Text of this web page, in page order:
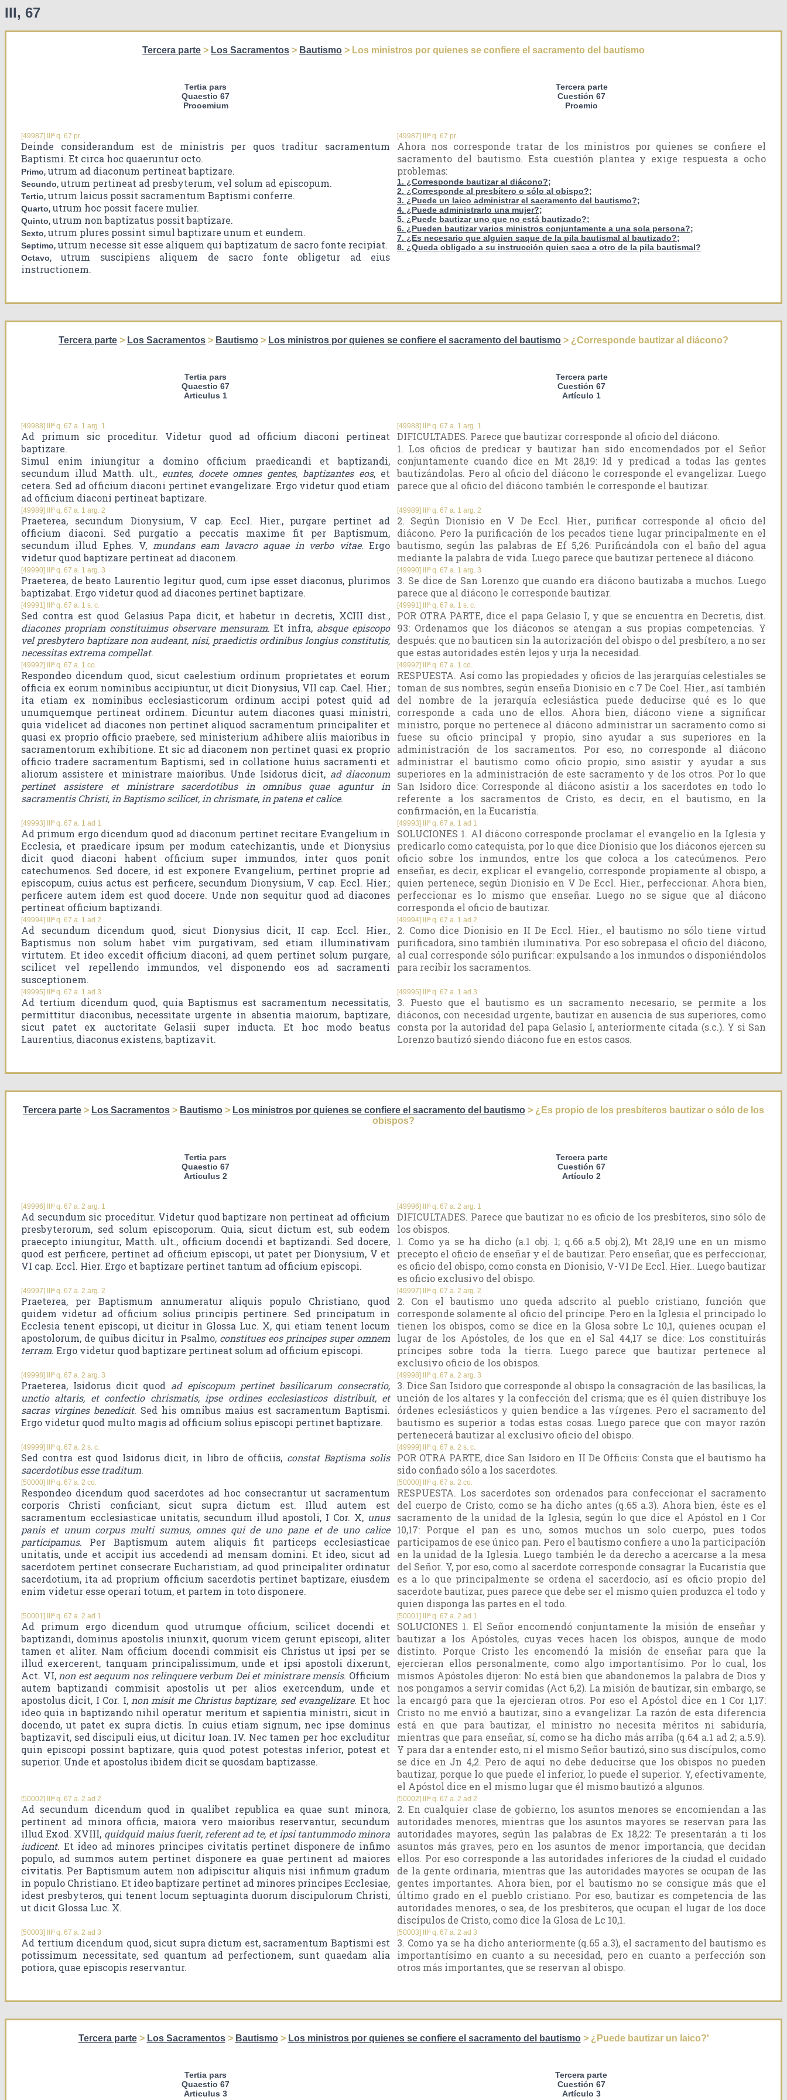
III, 67
Tercera parte > Los Sacramentos > Bautismo > Los ministros por quienes se confiere el sacramento del bautismo
Tertia pars
Quaestio 67
Prooemium
[49987] IIIª q. 67 pr.
Deinde considerandum est de ministris per quos traditur sacramentum
Baptismi. Et circa hoc quaeruntur octo.
Primo, utrum ad diaconum pertineat baptizare.
Secundo, utrum pertineat ad presbyterum, vel solum ad episcopum.
Tertio, utrum laicus possit sacramentum Baptismi conferre.
Quarto, utrum hoc possit facere mulier.
Quinto, utrum non baptizatus possit baptizare.
Sexto, utrum plures possint simul baptizare unum et eundem.
Septimo, utrum necesse sit esse aliquem qui baptizatum de sacro fonte recipiat.
Octavo, utrum suscipiens aliquem de sacro fonte obligetur ad eius
instructionem.
Tercera parte
Cuestión 67
Proemio
[49987] IIIª q. 67 pr.
Ahora nos corresponde tratar de los ministros por quienes se confiere el
sacramento del bautismo. Esta cuestión plantea y exige respuesta a ocho
problemas:
1. ¿Corresponde bautizar al diácono?;
2. ¿Corresponde al presbítero o sólo al obispo?;
3. ¿Puede un laico administrar el sacramento del bautismo?;
4. ¿Puede administrarlo una mujer?;
5. ¿Puede bautizar uno que no está bautizado?;
6. ¿Pueden bautizar varios ministros conjuntamente a una sola persona?;
7. ¿Es necesario que alguien saque de la pila bautismal al bautizado?;
8. ¿Queda obligado a su instrucción quien saca a otro de la pila bautismal?
Tercera parte > Los Sacramentos > Bautismo > Los ministros por quienes se confiere el sacramento del bautismo > ¿Corresponde bautizar al diácono?
Tertia pars
Quaestio 67
Articulus 1
[49988] IIIª q. 67 a. 1 arg. 1
Ad primum sic proceditur. Videtur quod ad officium diaconi pertineat
baptizare.
Simul enim iniungitur a domino officium praedicandi et baptizandi,
secundum illud Matth. ult., euntes, docete omnes gentes, baptizantes eos, et
cetera. Sed ad officium diaconi pertinet evangelizare. Ergo videtur quod etiam
ad officium diaconi pertineat baptizare.
Tercera parte
Cuestión 67
Artículo 1
[49988] IIIª q. 67 a. 1 arg. 1
DIFICULTADES. Parece que bautizar corresponde al oficio del diácono.
1. Los oficios de predicar y bautizar han sido encomendados por el Señor
conjuntamente cuando dice en Mt 28,19: Id y predicad a todas las gentes
bautizándolas. Pero al oficio del diácono le corresponde el evangelizar. Luego
parece que al oficio del diácono también le corresponde el bautizar.
[49989] IIIª q. 67 a. 1 arg. 2
Praeterea, secundum Dionysium, V cap. Eccl. Hier., purgare pertinet ad
officium diaconi. Sed purgatio a peccatis maxime fit per Baptismum,
secundum illud Ephes. V, mundans eam lavacro aquae in verbo vitae. Ergo
videtur quod baptizare pertineat ad diaconem.
[49989] IIIª q. 67 a. 1 arg. 2
2. Según Dionisio en V De Eccl. Hier., purificar corresponde al oficio del
diácono. Pero la purificación de los pecados tiene lugar principalmente en el
bautismo, según las palabras de Ef 5,26: Purificándola con el baño del agua
mediante la palabra de vida. Luego parece que bautizar pertenece al diácono.
[49990] IIIª q. 67 a. 1 arg. 3
Praeterea, de beato Laurentio legitur quod, cum ipse esset diaconus, plurimos
baptizabat. Ergo videtur quod ad diacones pertinet baptizare.
[49990] IIIª q. 67 a. 1 arg. 3
3. Se dice de San Lorenzo que cuando era diácono bautizaba a muchos. Luego
parece que al diácono le corresponde bautizar.
[49991] IIIª q. 67 a. 1 s. c.
Sed contra est quod Gelasius Papa dicit, et habetur in decretis, XCIII dist.,
diacones propriam constituimus observare mensuram. Et infra, absque episcopo
vel presbytero baptizare non audeant, nisi, praedictis ordinibus longius constitutis,
necessitas extrema compellat.
[49991] IIIª q. 67 a. 1 s. c.
POR OTRA PARTE, dice el papa Gelasio I, y que se encuentra en Decretis, dist.
93: Ordenamos que los diáconos se atengan a sus propias competencias. Y
después: que no bauticen sin la autorización del obispo o del presbítero, a no ser
que estas autoridades estén lejos y urja la necesidad.
[49992] IIIª q. 67 a. 1 co.
Respondeo dicendum quod, sicut caelestium ordinum proprietates et eorum
officia ex eorum nominibus accipiuntur, ut dicit Dionysius, VII cap. Cael. Hier.;
ita etiam ex nominibus ecclesiasticorum ordinum accipi potest quid ad
unumquemque pertineat ordinem. Dicuntur autem diacones quasi ministri,
quia videlicet ad diacones non pertinet aliquod sacramentum principaliter et
quasi ex proprio officio praebere, sed ministerium adhibere aliis maioribus in
sacramentorum exhibitione. Et sic ad diaconem non pertinet quasi ex proprio
officio tradere sacramentum Baptismi, sed in collatione huius sacramenti et
aliorum assistere et ministrare maioribus. Unde Isidorus dicit, ad diaconum
pertinet assistere et ministrare sacerdotibus in omnibus quae aguntur in
sacramentis Christi, in Baptismo scilicet, in chrismate, in patena et calice.
[49992] IIIª q. 67 a. 1 co.
RESPUESTA. Así como las propiedades y oficios de las jerarquías celestiales se
toman de sus nombres, según enseña Dionisio en c.7 De Coel. Hier., así también
del nombre de la jerarquía eclesiástica puede deducirse qué es lo que
corresponde a cada uno de ellos. Ahora bien, diácono viene a significar
ministro, porque no pertenece al diácono administrar un sacramento como si
fuese su oficio principal y propio, sino ayudar a sus superiores en la
administración de los sacramentos. Por eso, no corresponde al diácono
administrar el bautismo como oficio propio, sino asistir y ayudar a sus
superiores en la administración de este sacramento y de los otros. Por lo que
San Isidoro dice: Corresponde al diácono asistir a los sacerdotes en todo lo
referente a los sacramentos de Cristo, es decir, en el bautismo, en la
confirmación, en la Eucaristía.
[49993] IIIª q. 67 a. 1 ad 1
Ad primum ergo dicendum quod ad diaconum pertinet recitare Evangelium in
Ecclesia, et praedicare ipsum per modum catechizantis, unde et Dionysius
dicit quod diaconi habent officium super immundos, inter quos ponit
catechumenos. Sed docere, id est exponere Evangelium, pertinet proprie ad
episcopum, cuius actus est perficere, secundum Dionysium, V cap. Eccl. Hier.;
perficere autem idem est quod docere. Unde non sequitur quod ad diacones
pertineat officium baptizandi.
[49993] IIIª q. 67 a. 1 ad 1
SOLUCIONES 1. Al diácono corresponde proclamar el evangelio en la Iglesia y
predicarlo como catequista, por lo que dice Dionisio que los diáconos ejercen su
oficio sobre los inmundos, entre los que coloca a los catecúmenos. Pero
enseñar, es decir, explicar el evangelio, corresponde propiamente al obispo, a
quien pertenece, según Dionisio en V De Eccl. Hier., perfeccionar. Ahora bien,
perfeccionar es lo mismo que enseñar. Luego no se sigue que al diácono
corresponda el oficio de bautizar.
[49994] IIIª q. 67 a. 1 ad 2
Ad secundum dicendum quod, sicut Dionysius dicit, II cap. Eccl. Hier.,
Baptismus non solum habet vim purgativam, sed etiam illuminativam
virtutem. Et ideo excedit officium diaconi, ad quem pertinet solum purgare,
scilicet vel repellendo immundos, vel disponendo eos ad sacramenti
susceptionem.
[49994] IIIª q. 67 a. 1 ad 2
2. Como dice Dionisio en II De Eccl. Hier., el bautismo no sólo tiene virtud
purificadora, sino también iluminativa. Por eso sobrepasa el oficio del diácono,
al cual corresponde sólo purificar: expulsando a los inmundos o disponiéndolos
para recibir los sacramentos.
[49995] IIIª q. 67 a. 1 ad 3
Ad tertium dicendum quod, quia Baptismus est sacramentum necessitatis,
permittitur diaconibus, necessitate urgente in absentia maiorum, baptizare,
sicut patet ex auctoritate Gelasii super inducta. Et hoc modo beatus
Laurentius, diaconus existens, baptizavit.
[49995] IIIª q. 67 a. 1 ad 3
3. Puesto que el bautismo es un sacramento necesario, se permite a los
diáconos, con necesidad urgente, bautizar en ausencia de sus superiores, como
consta por la autoridad del papa Gelasio I, anteriormente citada (s.c.). Y si San
Lorenzo bautizó siendo diácono fue en estos casos.
Tercera parte > Los Sacramentos > Bautismo > Los ministros por quienes se confiere el sacramento del bautismo > ¿Es propio de los presbíteros bautizar o sólo de los
obispos?
Tertia pars
Quaestio 67
Articulus 2
[49996] IIIª q. 67 a. 2 arg. 1
Ad secundum sic proceditur. Videtur quod baptizare non pertineat ad officium
presbyterorum, sed solum episcoporum. Quia, sicut dictum est, sub eodem
praecepto iniungitur, Matth. ult., officium docendi et baptizandi. Sed docere,
quod est perficere, pertinet ad officium episcopi, ut patet per Dionysium, V et
VI cap. Eccl. Hier. Ergo et baptizare pertinet tantum ad officium episcopi.
Tercera parte
Cuestión 67
Artículo 2
[49996] IIIª q. 67 a. 2 arg. 1
DIFICULTADES. Parece que bautizar no es oficio de los presbíteros, sino sólo de
los obispos.
1. Como ya se ha dicho (a.1 obj. 1; q.66 a.5 obj.2), Mt 28,19 une en un mismo
precepto el oficio de enseñar y el de bautizar. Pero enseñar, que es perfeccionar,
es oficio del obispo, como consta en Dionisio, V-VI De Eccl. Hier.. Luego bautizar
es oficio exclusivo del obispo.
[49997] IIIª q. 67 a. 2 arg. 2
Praeterea, per Baptismum annumeratur aliquis populo Christiano, quod
quidem videtur ad officium solius principis pertinere. Sed principatum in
Ecclesia tenent episcopi, ut dicitur in Glossa Luc. X, qui etiam tenent locum
apostolorum, de quibus dicitur in Psalmo, constitues eos principes super omnem
terram. Ergo videtur quod baptizare pertineat solum ad officium episcopi.
[49997] IIIª q. 67 a. 2 arg. 2
2. Con el bautismo uno queda adscrito al pueblo cristiano, función que
corresponde solamente al oficio del príncipe. Pero en la Iglesia el principado lo
tienen los obispos, como se dice en la Glosa sobre Lc 10,1, quienes ocupan el
lugar de los Apóstoles, de los que en el Sal 44,17 se dice: Los constituirás
príncipes sobre toda la tierra. Luego parece que bautizar pertenece al
exclusivo oficio de los obispos.
[49998] IIIª q. 67 a. 2 arg. 3
Praeterea, Isidorus dicit quod ad episcopum pertinet basilicarum consecratio,
unctio altaris, et confectio chrismatis, ipse ordines ecclesiasticos distribuit, et
sacras virgines benedicit. Sed his omnibus maius est sacramentum Baptismi.
Ergo videtur quod multo magis ad officium solius episcopi pertinet baptizare.
[49998] IIIª q. 67 a. 2 arg. 3
3. Dice San Isidoro que corresponde al obispo la consagración de las basílicas, la
unción de los altares y la confección del crisma; que es él quien distribuye los
órdenes eclesiásticos y quien bendice a las vírgenes. Pero el sacramento del
bautismo es superior a todas estas cosas. Luego parece que con mayor razón
pertenecerá bautizar al exclusivo oficio del obispo.
[49999] IIIª q. 67 a. 2 s. c.
Sed contra est quod Isidorus dicit, in libro de officiis, constat Baptisma solis
sacerdotibus esse traditum.
[49999] IIIª q. 67 a. 2 s. c.
POR OTRA PARTE, dice San Isidoro en II De Officiis: Consta que el bautismo ha
sido confiado sólo a los sacerdotes.
[50000] IIIª q. 67 a. 2 co.
Respondeo dicendum quod sacerdotes ad hoc consecrantur ut sacramentum
corporis Christi conficiant, sicut supra dictum est. Illud autem est
sacramentum ecclesiasticae unitatis, secundum illud apostoli, I Cor. X, unus
panis et unum corpus multi sumus, omnes qui de uno pane et de uno calice
participamus. Per Baptismum autem aliquis fit particeps ecclesiasticae
unitatis, unde et accipit ius accedendi ad mensam domini. Et ideo, sicut ad
sacerdotem pertinet consecrare Eucharistiam, ad quod principaliter ordinatur
sacerdotium, ita ad proprium officium sacerdotis pertinet baptizare, eiusdem
enim videtur esse operari totum, et partem in toto disponere.
[50000] IIIª q. 67 a. 2 co.
RESPUESTA. Los sacerdotes son ordenados para confeccionar el sacramento
del cuerpo de Cristo, como se ha dicho antes (q.65 a.3). Ahora bien, éste es el
sacramento de la unidad de la Iglesia, según lo que dice el Apóstol en 1 Cor
10,17: Porque el pan es uno, somos muchos un solo cuerpo, pues todos
participamos de ese único pan. Pero el bautismo confiere a uno la participación
en la unidad de la Iglesia. Luego también le da derecho a acercarse a la mesa
del Señor. Y, por eso, como al sacerdote corresponde consagrar la Eucaristía que
es a lo que principalmente se ordena el sacerdocio, así es oficio propio del
sacerdote bautizar, pues parece que debe ser el mismo quien produzca el todo y
quien disponga las partes en el todo.
[50001] IIIª q. 67 a. 2 ad 1
Ad primum ergo dicendum quod utrumque officium, scilicet docendi et
baptizandi, dominus apostolis iniunxit, quorum vicem gerunt episcopi, aliter
tamen et aliter. Nam officium docendi commisit eis Christus ut ipsi per se
illud exercerent, tanquam principalissimum, unde et ipsi apostoli dixerunt,
Act. VI, non est aequum nos relinquere verbum Dei et ministrare mensis. Officium
autem baptizandi commisit apostolis ut per alios exercendum, unde et
apostolus dicit, I Cor. I, non misit me Christus baptizare, sed evangelizare. Et hoc
ideo quia in baptizando nihil operatur meritum et sapientia ministri, sicut in
docendo, ut patet ex supra dictis. In cuius etiam signum, nec ipse dominus
baptizavit, sed discipuli eius, ut dicitur Ioan. IV. Nec tamen per hoc excluditur
quin episcopi possint baptizare, quia quod potest potestas inferior, potest et
superior. Unde et apostolus ibidem dicit se quosdam baptizasse.
[50001] IIIª q. 67 a. 2 ad 1
SOLUCIONES 1. El Señor encomendó conjuntamente la misión de enseñar y
bautizar a los Apóstoles, cuyas veces hacen los obispos, aunque de modo
distinto. Porque Cristo les encomendó la misión de enseñar para que la
ejercieran ellos personalmente, como algo importantísimo. Por lo cual, los
mismos Apóstoles dijeron: No está bien que abandonemos la palabra de Dios y
nos pongamos a servir comidas (Act 6,2). La misión de bautizar, sin embargo, se
la encargó para que la ejercieran otros. Por eso el Apóstol dice en 1 Cor 1,17:
Cristo no me envió a bautizar, sino a evangelizar. La razón de esta diferencia
está en que para bautizar, el ministro no necesita méritos ni sabiduría,
mientras que para enseñar, sí, como se ha dicho más arriba (q.64 a.1 ad 2; a.5.9).
Y para dar a entender esto, ni el mismo Señor bautizó, sino sus discípulos, como
se dice en Jn 4,2. Pero de aquí no debe deducirse que los obispos no pueden
bautizar, porque lo que puede el inferior, lo puede el superior. Y, efectivamente,
el Apóstol dice en el mismo lugar que él mismo bautizó a algunos.
[50002] IIIª q. 67 a. 2 ad 2
Ad secundum dicendum quod in qualibet republica ea quae sunt minora,
pertinent ad minora officia, maiora vero maioribus reservantur, secundum
illud Exod. XVIII, quidquid maius fuerit, referent ad te, et ipsi tantummodo minora
iudicent. Et ideo ad minores principes civitatis pertinet disponere de infimo
populo, ad summos autem pertinet disponere ea quae pertinent ad maiores
civitatis. Per Baptismum autem non adipiscitur aliquis nisi infimum gradum
in populo Christiano. Et ideo baptizare pertinet ad minores principes Ecclesiae,
idest presbyteros, qui tenent locum septuaginta duorum discipulorum Christi,
ut dicit Glossa Luc. X.
[50002] IIIª q. 67 a. 2 ad 2
2. En cualquier clase de gobierno, los asuntos menores se encomiendan a las
autoridades menores, mientras que los asuntos mayores se reservan para las
autoridades mayores, según las palabras de Ex 18,22: Te presentarán a ti los
asuntos más graves, pero en los asuntos de menor importancia, que decidan
ellos. Por eso corresponde a las autoridades inferiores de la ciudad el cuidado
de la gente ordinaria, mientras que las autoridades mayores se ocupan de las
gentes importantes. Ahora bien, por el bautismo no se consigue más que el
último grado en el pueblo cristiano. Por eso, bautizar es competencia de las
autoridades menores, o sea, de los presbíteros, que ocupan el lugar de los doce
discípulos de Cristo, como dice la Glosa de Lc 10,1.
[50003] IIIª q. 67 a. 2 ad 3
Ad tertium dicendum quod, sicut supra dictum est, sacramentum Baptismi est
potissimum necessitate, sed quantum ad perfectionem, sunt quaedam alia
potiora, quae episcopis reservantur.
[50003] IIIª q. 67 a. 2 ad 3
3. Como ya se ha dicho anteriormente (q.65 a.3), el sacramento del bautismo es
importantísimo en cuanto a su necesidad, pero en cuanto a perfección son
otros más importantes, que se reservan al obispo.
Tercera parte> Los Sacramentos> Bautismo> Los ministros por quienes se confiere el sacramento del bautismo> ¿Puede bautizar un laico?'
Tertia pars
Quaestio 67
Articulus 3
Tercera parte
Cuestión 67
Artículo 3